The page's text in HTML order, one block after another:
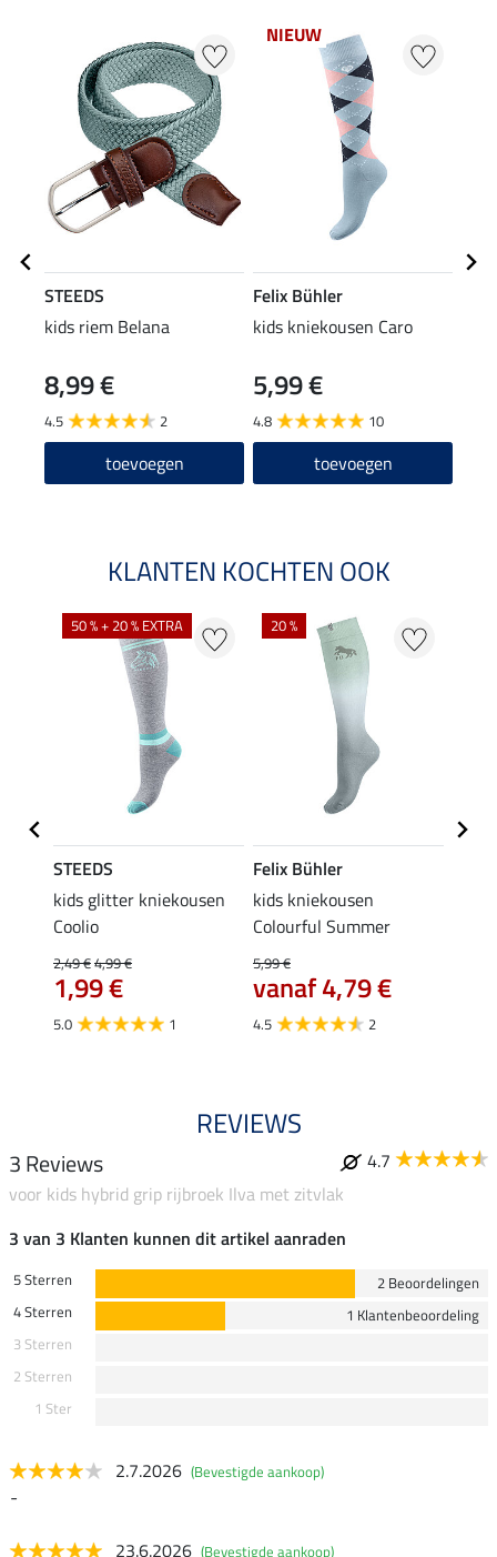
STEEDS
kids riem Belana
8,99 €
4.5 2
toevoegen
NIEUW
Felix Bühler
kids kniekousen Caro
5,99 €
4.8 10
toevoegen
KLANTEN KOCHTEN OOK
50 % + 20 % EXTRA
STEEDS
kids glitter kniekousen
Coolio
2,49 €4,99 €
1,99 €
5.0 1
20 %
Felix Bühler
kids kniekousen
Colourful Summer
5,99 €
vanaf 4,79 €
4.5 2
REVIEWS
3 Reviews
4.7
voor kids hybrid grip rijbroek Ilva met zitvlak
3 van 3 Klanten kunnen dit artikel aanraden
5 Sterren
2 Beoordelingen
4 Sterren
1 Klantenbeoordeling
3 Sterren
2 Sterren
1 Ster
2.7.2026 (Bevestigde aankoop)
-
23.6.2026 (Bevestigde aankoop)